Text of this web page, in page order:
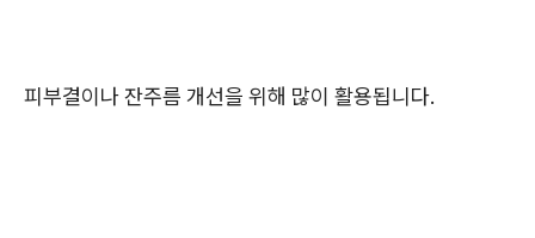
피부결이나 잔주름 개선을 위해 많이 활용됩니다.